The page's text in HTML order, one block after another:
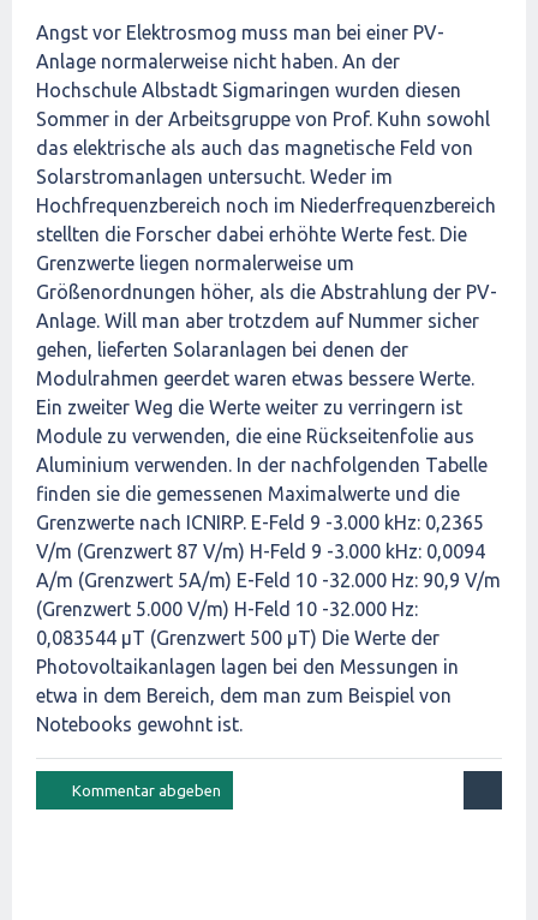
Angst vor Elektrosmog muss man bei einer PV-
Anlage normalerweise nicht haben. An der
Hochschule Albstadt Sigmaringen wurden diesen
Sommer in der Arbeitsgruppe von Prof. Kuhn sowohl
das elektrische als auch das magnetische Feld von
Solarstromanlagen untersucht. Weder im
Hochfrequenzbereich noch im Niederfrequenzbereich
stellten die Forscher dabei erhöhte Werte fest. Die
Grenzwerte liegen normalerweise um
Größenordnungen höher, als die Abstrahlung der PV-
Anlage. Will man aber trotzdem auf Nummer sicher
gehen, lieferten Solaranlagen bei denen der
Modulrahmen geerdet waren etwas bessere Werte.
Ein zweiter Weg die Werte weiter zu verringern ist
Module zu verwenden, die eine Rückseitenfolie aus
Aluminium verwenden. In der nachfolgenden Tabelle
finden sie die gemessenen Maximalwerte und die
Grenzwerte nach ICNIRP. E-Feld 9 -3.000 kHz: 0,2365
V/m (Grenzwert 87 V/m) H-Feld 9 -3.000 kHz: 0,0094
A/m (Grenzwert 5A/m) E-Feld 10 -32.000 Hz: 90,9 V/m
(Grenzwert 5.000 V/m) H-Feld 10 -32.000 Hz:
0,083544 μT (Grenzwert 500 μT) Die Werte der
Photovoltaikanlagen lagen bei den Messungen in
etwa in dem Bereich, dem man zum Beispiel von
Notebooks gewohnt ist.